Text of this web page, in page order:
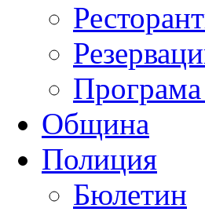
Програма
Община
Полиция
Бюлетин